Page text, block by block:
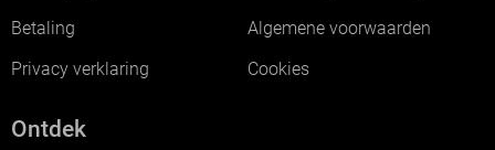
Betaling
Algemene voorwaarden
Privacy verklaring
Cookies
Ontdek